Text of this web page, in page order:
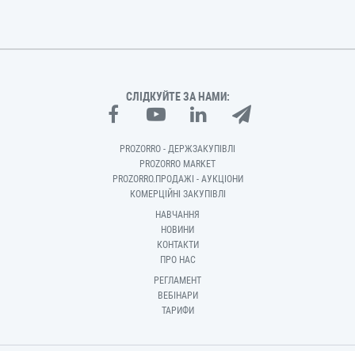
СЛІДКУЙТЕ ЗА НАМИ:
PROZORRO - ДЕРЖЗАКУПІВЛІ
PROZORRO MARKET
PROZORRO.ПРОДАЖІ - АУКЦІОНИ
КОМЕРЦІЙНІ ЗАКУПІВЛІ
НАВЧАННЯ
НОВИНИ
КОНТАКТИ
ПРО НАС
РЕГЛАМЕНТ
ВЕБІНАРИ
ТАРИФИ